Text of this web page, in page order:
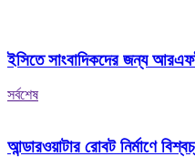
ইসিতে সাংবাদিকদের জন্য
সর্বশেষ
আন্ডারওয়াটার রোবট নির্মাণে